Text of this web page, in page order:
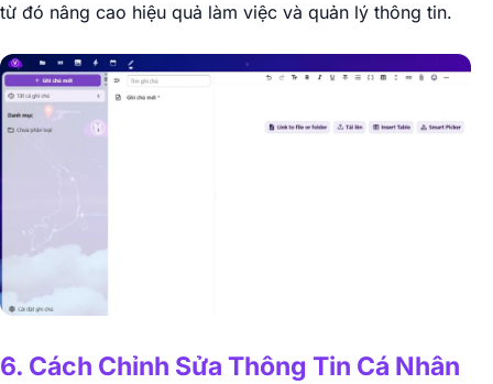
từ đó nâng cao hiệu quả làm việc và quản lý thông tin.
6. Cách Chỉnh Sửa Thông Tin Cá Nhân